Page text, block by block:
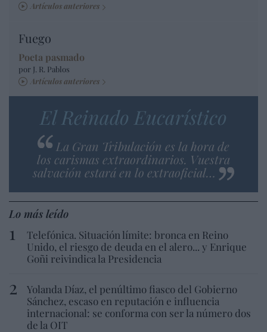
Artículos anteriores
Fuego
Poeta pasmado
por J. R. Pablos
Artículos anteriores
El Reinado Eucarístico
La Gran Tribulación es la hora de
los carismas extraordinarios. Vuestra
salvación estará en lo extraoficial…
Lo más leído
Telefónica. Situación límite: bronca en Reino
Unido, el riesgo de deuda en el alero... y Enrique
Goñi reivindica la Presidencia
Yolanda Díaz, el penúltimo fiasco del Gobierno
Sánchez, escaso en reputación e influencia
internacional: se conforma con ser la número dos
de la OIT